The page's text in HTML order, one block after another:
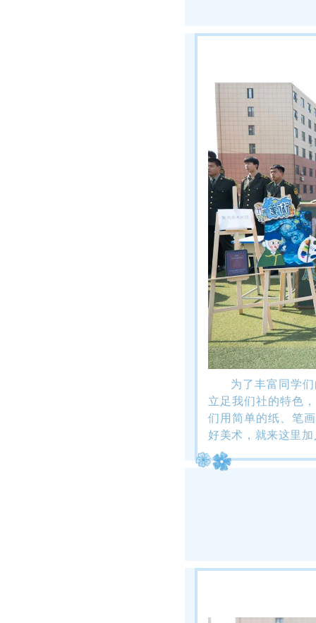
为了丰富同学
立足我们社的特色
们用简单的纸、笔
好美术，就来这里